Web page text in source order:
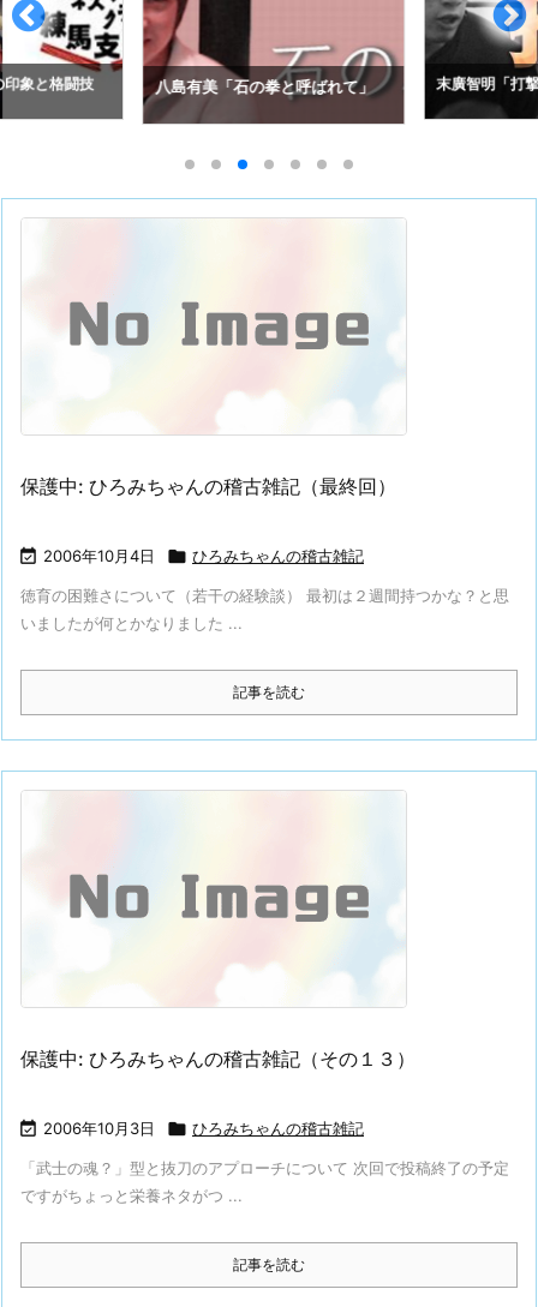
象と格闘技 八島有美「石の拳と呼ばれて」 末廣智明「打
保護中: ひろみちゃんの稽古雑記（最終回）
 2006年10月4日  ひろみちゃんの稽古雑記
徳育の困難さについて（若干の経験談） 最初は２週間持つかな？と思
いましたが何とかなりました ...
記事を読む
保護中: ひろみちゃんの稽古雑記（その１３）
 2006年10月3日  ひろみちゃんの稽古雑記
「武士の魂？」型と抜刀のアプローチについて 次回で投稿終了の予定
ですがちょっと栄養ネタがつ ...
記事を読む